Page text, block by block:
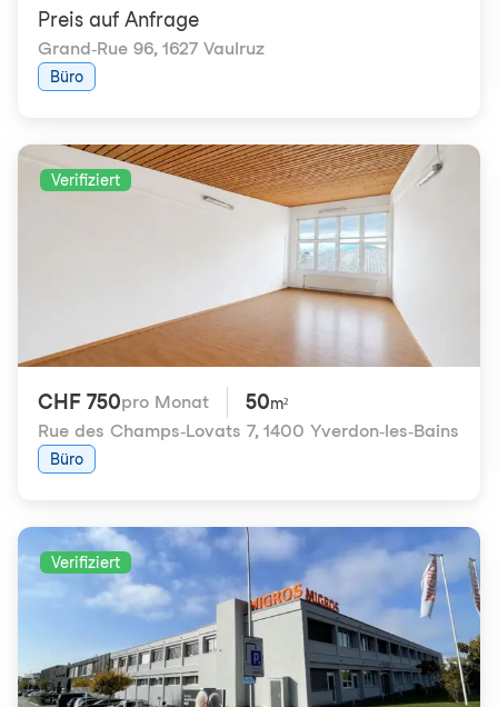
Preis auf Anfrage
Grand-Rue 96, 1627 Vaulruz
Büro
Verifiziert
CHF 750pro Monat 50m²
Rue des Champs-Lovats 7, 1400 Yverdon-les-Bains
Büro
Verifiziert